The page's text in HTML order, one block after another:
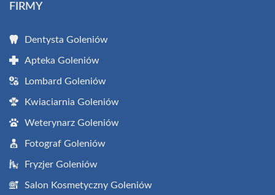
FIRMY
Dentysta Goleniów
Apteka Goleniów
Lombard Goleniów
Kwiaciarnia Goleniów
Weterynarz Goleniów
Fotograf Goleniów
Fryzjer Goleniów
Salon Kosmetyczny Goleniów